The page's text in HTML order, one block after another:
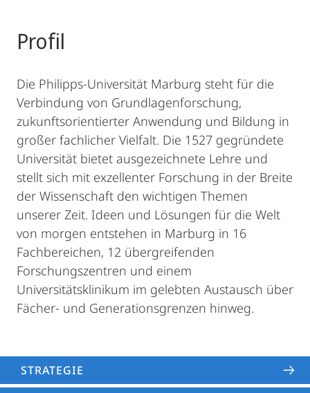
Profil
Die Philipps-Universität Marburg steht für die
Verbindung von Grundlagenforschung,
zukunftsorientierter Anwendung und Bildung in
großer fachlicher Vielfalt. Die 1527 gegründete
Universität bietet ausgezeichnete Lehre und
stellt sich mit exzellenter Forschung in der Breite
der Wissenschaft den wichtigen Themen
unserer Zeit. Ideen und Lösungen für die Welt
von morgen entstehen in Marburg in 16
Fachbereichen, 12 übergreifenden
Forschungszentren und einem
Universitätsklinikum im gelebten Austausch über
Fächer- und Generationsgrenzen hinweg.
STRATEGIE